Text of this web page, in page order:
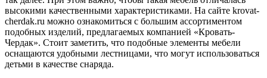
высокими качественными характеристиками. На сайте krovat-
cherdak.ru можно ознакомиться с большим ассортиментом
подобных изделий, предлагаемых компанией «Кровать-
Чердак». Стоит заметить, что подобные элементы мебели
оснащаются удобными лестницами, что могут использоваться
детьми в качестве снаряда.